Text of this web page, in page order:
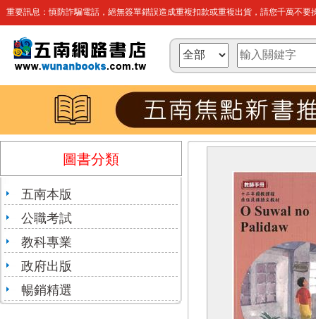
重要訊息：慎防詐騙電話，絕無簽單錯誤造成重複扣款或重複出貨，請您千萬不要
圖書分類
五南本版
公職考試
教科專業
政府出版
暢銷精選